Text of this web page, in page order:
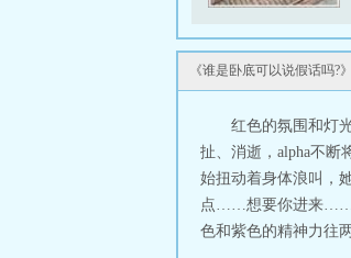
《谁是卧底可以说假话吗?
红色的氛围和灯
扯、消逝，alpha不断
始扭动着身体浪叫，
点……想要你进来……”
色和紫色的精神力往